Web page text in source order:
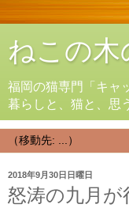
ねこの木
福岡の猫専門「キ
暮らしと、猫と、思
2018年9月30日日曜日
怒涛の九月が